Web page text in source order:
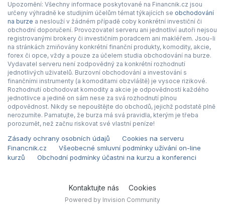
Upozornění: Všechny informace poskytované na Financnik.cz jsou
určeny výhradně ke studijním účelům témat týkajících se obchodování
na burze a neslouží v žádném případě coby konkrétní investiční či
obchodní doporučení. Provozovatel serveru ani jednotliví autoři nejsou
registrovanými brokery či investičním poradcem ani makléřem. Jsou-li
na stránkách zmiňovány konkrétní finanční produkty, komodity, akcie,
forex či opce, vždy a pouze za účelem studia obchodování na burze.
Vydavatel serveru není zodpovědný za konkrétní rozhodnutí
jednotlivých uživatelů. Burzovní obchodování a investování s
finančními instrumenty (a komoditami obzvláště) je vysoce rizikové.
Rozhodnutí obchodovat komodity a akcie je odpovědností každého
jednotlivce a jedině on sám nese za svá rozhodnutí plnou
odpovědnost. Nikdy se nepouštějte do obchodů, jejichž podstatě plně
nerozumíte. Pamatujte, že burza má svá pravidla, kterým je třeba
porozumět, než začnu riskovat své vlastní peníze!
Zásady ochrany osobních údajů
Cookies na serveru
Financnik.cz
Všeobecné smluvní podmínky užívání on-line
kurzů
Obchodní podmínky účastni na kurzu a konferenci
Kontaktujte nás Cookies
Powered by Invision Community